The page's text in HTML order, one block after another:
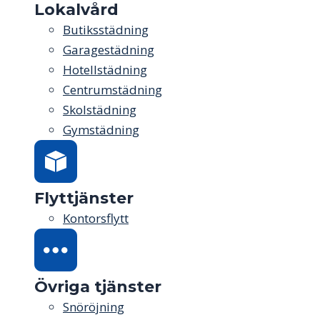
Lokalvård
Butiksstädning
Garagestädning
Hotellstädning
Centrumstädning
Skolstädning
Gymstädning
Flyttjänster
Kontorsflytt
Övriga tjänster
Snöröjning